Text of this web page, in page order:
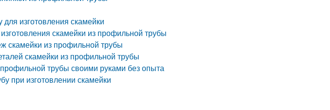
изготовления скамейки
скамейки из профильной трубы
скамейки из профильной трубы
скамейки из профильной трубы
трубы своими руками без опыта
при изготовлении скамейки